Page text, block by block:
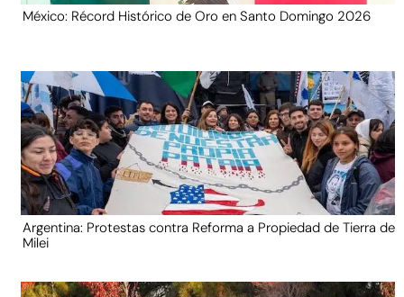
México: Récord Histórico de Oro en Santo Domingo 2026
Argentina: Protestas contra Reforma a Propiedad de Tierra de
Milei